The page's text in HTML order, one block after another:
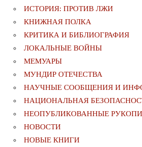
ИСТОРИЯ: ПРОТИВ ЛЖИ
КНИЖНАЯ ПОЛКА
КРИТИКА И БИБЛИОГРАФИЯ
ЛОКАЛЬНЫЕ ВОЙНЫ
МЕМУАРЫ
МУНДИР ОТЕЧЕСТВА
НАУЧНЫЕ СООБЩЕНИЯ И
НАЦИОНАЛЬНАЯ
НЕОПУБЛИКОВАННЫЕ
НОВОСТИ
НОВЫЕ КНИГИ